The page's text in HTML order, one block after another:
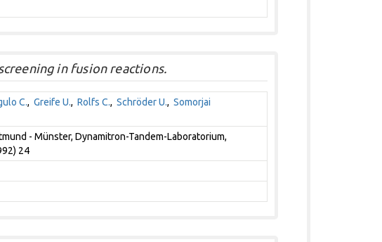
in fusion reactions.
C., Greife U., Rolfs C., Schröder U., Somorjai
- Münster, Dynamitron-Tandem-Laboratorium,
24